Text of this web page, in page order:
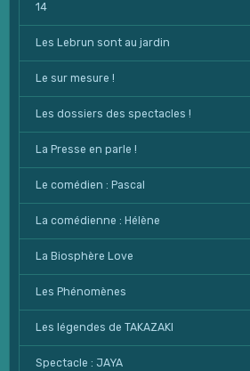
14
Les Lebrun sont au jardin
Le sur mesure !
Les dossiers des spectacles !
La Presse en parle !
Le comédien : Pascal
La comédienne : Hélène
La Biosphère Love
Les Phénomènes
Les légendes de TAKAZAKI
Spectacle : JAYA